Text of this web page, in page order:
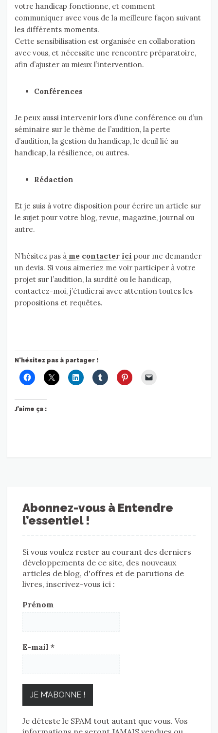
votre handicap fonctionne, et comment
communiquer avec vous de la meilleure façon suivant
les différents moments.
Cette sensibilisation est organisée en collaboration
avec vous, et nécessite une rencontre préparatoire,
afin d’ajuster au mieux l’intervention.
Conférences
Je peux aussi intervenir lors d’une conférence ou d’un
séminaire sur le thème de l’audition, la perte
d’audition, la gestion du handicap, le deuil lié au
handicap, la résilience, ou autres.
Rédaction
Et je suis à votre disposition pour écrire un article sur
le sujet pour votre blog, revue, magazine, journal ou
autre.
N’hésitez pas à me contacter ici pour me demander
un devis. Si vous aimeriez me voir participer à votre
projet sur l’audition, la surdité ou le handicap,
contactez-moi, j’étudierai avec attention toutes les
propositions et requêtes.
N'hésitez pas à partager !
J’aime ça :
Abonnez-vous à Entendre
l’essentiel !
Si vous voulez rester au courant des derniers
développements de ce site, des nouveaux
articles de blog, d'offres et de parutions de
livres, inscrivez-vous ici :
Prénom
E-mail *
Je déteste le SPAM tout autant que vous. Vos